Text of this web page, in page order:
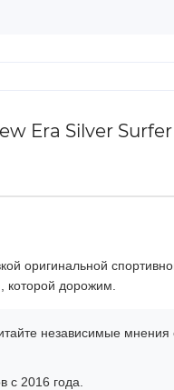
Era Silver
оригинальной
которой дорожим.
независимые
с 2016 года.